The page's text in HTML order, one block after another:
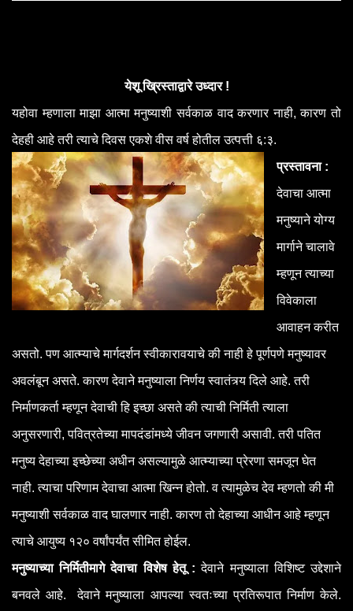
येशू ख्रिस्ताद्वारे उध्दार !
यहोवा म्हणाला माझा आत्मा मनुष्याशी सर्वकाळ वाद करणार नाही, कारण तो
देहही आहे तरी त्याचे दिवस एकशे वीस वर्ष होतील उत्पत्ती ६:३.
प्रस्तावना :
देवाचा आत्मा
मनुष्याने योग्य
मार्गाने चालावे
म्हणून त्याच्या
विवेकाला
आवाहन करीत
असतो. पण आत्म्याचे मार्गदर्शन स्वीकारावयाचे की नाही हे पूर्णपणे मनुष्यावर
अवलंबून असते. कारण देवाने मनुष्याला निर्णय स्वातंत्र्य दिले आहे. तरी
निर्माणकर्ता म्हणून देवाची हि इच्छा असते की त्याची निर्मिती त्याला
अनुसरणारी, पवित्रतेच्या मापदंडांमध्ये जीवन जगणारी असावी. तरी पतित
मनुष्य देहाच्या इच्छेच्या अधीन असल्यामुळे आत्म्याच्या प्रेरणा समजून घेत
नाही. त्याचा परिणाम देवाचा आत्मा खिन्न होतो. व त्यामुळेच देव म्हणतो की मी
मनुष्याशी सर्वकाळ वाद घालणार नाही. कारण तो देहाच्या आधीन आहे म्हणून
त्याचे आयुष्य १२० वर्षांपर्यंत सीमित होईल.
मनुष्याच्या निर्मितीमागे देवाचा विशेष हेतू : देवाने मनुष्याला विशिष्ट उद्देशाने
बनवले आहे. देवाने मनुष्याला आपल्या स्वतःच्या प्रतिरूपात निर्माण केले.